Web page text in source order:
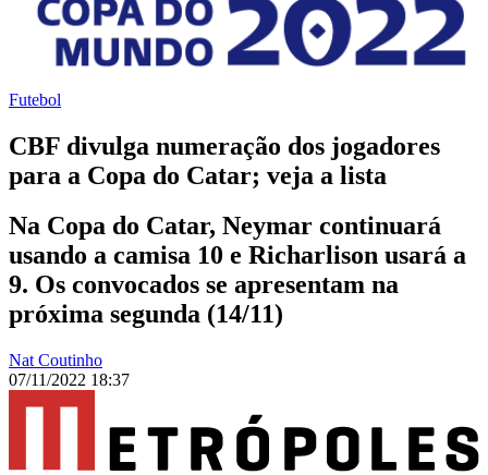
Futebol
CBF divulga numeração dos jogadores
para a Copa do Catar; veja a lista
Na Copa do Catar, Neymar continuará
usando a camisa 10 e Richarlison usará a
9. Os convocados se apresentam na
próxima segunda (14/11)
Nat Coutinho
07/11/2022 18:37